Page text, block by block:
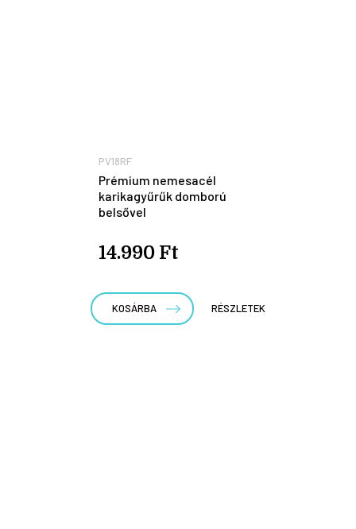
PV18RF
Prémium nemesacél
karikagyűrűk domború
belsővel
14.990 Ft
KOSÁRBA RÉSZLETEK